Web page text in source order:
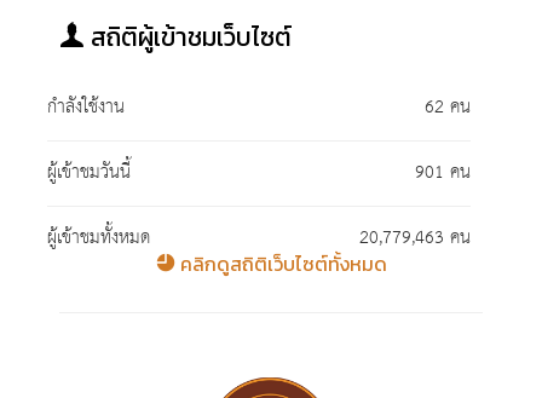
สถิติผู้เข้าชมเว็บไซต์
กำลังใช้งาน
62 คน
ผู้เข้าชมวันนี้
901 คน
ผู้เข้าชมทั้งหมด
20,779,463 คน
คลิกดูสถิติเว็บไซต์ทั้งหมด